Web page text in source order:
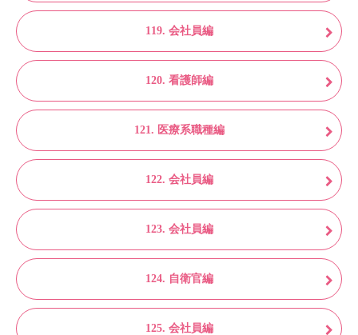
119. 会社員編
120. 看護師編
121. 医療系職種編
122. 会社員編
123. 会社員編
124. 自衛官編
125. 会社員編